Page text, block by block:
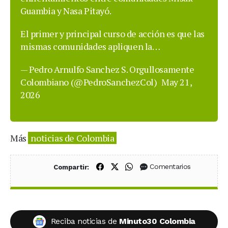
Guambia y Nasa Pitayó.
El primer y principal curso de acción es que las
mismas comunidades apliquen la…
— Pedro Arnulfo Sanchez S. Orgullosamente
Colombiano (@PedroSanchezCol) May 21,
2026
Más noticias de Colombia
Compartir: Compartir en Facebook
Compartir en X (Twitter)
Compartir en WhatsApp
Comentarios
Reciba noticias de Minuto30 Colombia